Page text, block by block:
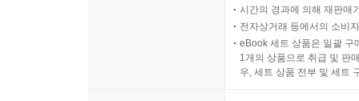
시간의 경과에 의해 재판매
전자상거래 등에서의 소비
eBook 세트 상품은 일괄 구
1개의 상품으로 취급 및 판
우, 세트 상품 전부 및 세트